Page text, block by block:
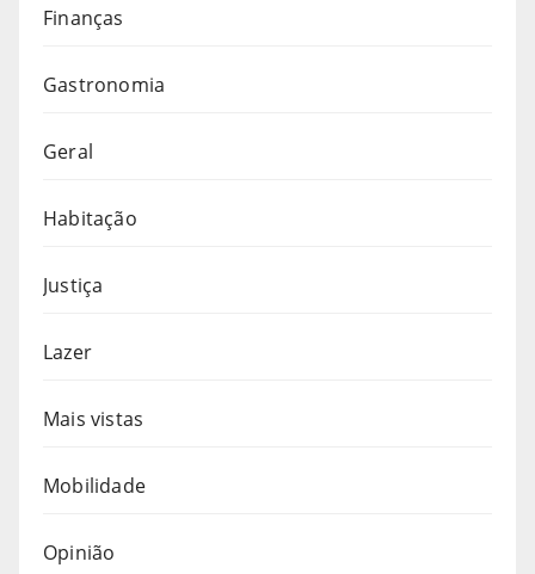
Finanças
Gastronomia
Geral
Habitação
Justiça
Lazer
Mais vistas
Mobilidade
Opinião